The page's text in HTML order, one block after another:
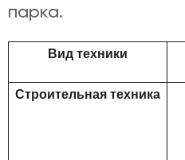
парка.
Вид техники
Строительная техника